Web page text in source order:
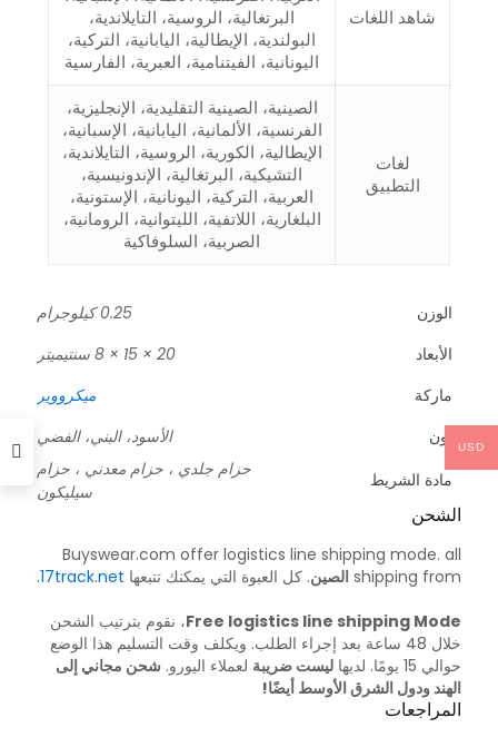
شاهد اللغات
البرتغالية، الروسية، التايلاندية،
البولندية، الإيطالية، اليابانية، التركية،
اليونانية، الفيتنامية، العبرية، الفارسية
لغات
التطبيق
الصينية، الصينية التقليدية، الإنجليزية،
الفرنسية، الألمانية، اليابانية، الإسبانية،
الإيطالية، الكورية، الروسية، التايلاندية،
التشيكية، البرتغالية، الإندونيسية،
العربية، التركية، اليونانية، الإستونية،
البلغارية، اللاتفية، الليتوانية، الرومانية،
الصربية، السلوفاكية
الوزن
0.25 كيلوجرام
الأبعاد
20 × 15 × 8 سنتيميتر
ماركة
ميكرووير
لون
الأسود، البني، الفضي
مادة الشريط
حزام جلدي ، حزام معدني ، حزام
سيليكون
الشحن
Buyswear.com offer logistics line shipping mode. all
shipping from الصين. كل العبوة التي يمكنك تتبعها 17track.net
.
Free logistics line shipping Mode، نقوم بترتيب الشحن
خلال 48 ساعة بعد إجراء الطلب. ويكلف وقت التسليم هذا الوضع
حوالي 15 يومًا. لديها
ليست ضريبة لعملاء اليورو. شحن مجاني إلى
الهند ودول الشرق الأوسط أيضًا!
المراجعات
USD